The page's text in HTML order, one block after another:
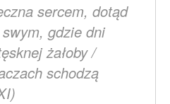
sercem, dotąd
gdzie dni
żałoby /
schodzą